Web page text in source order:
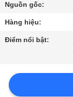
VỀ
CHÚNG
TÔI
CHUYẾN
THAM
Nguồn gốc:
Hàng hiệu:
Điểm nổi bật: